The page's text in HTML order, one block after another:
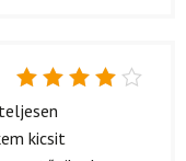
Értékelés:
4
kicsit